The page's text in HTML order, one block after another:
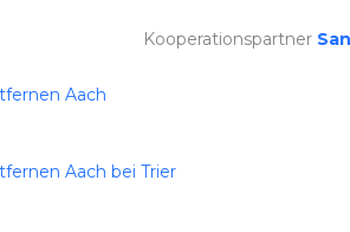
Kooperationspartner
Aach
Aach bei Trier